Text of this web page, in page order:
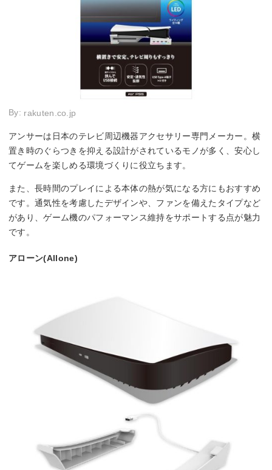
By: rakuten.co.jp
アンサーは日本のテレビ周辺機器アクセサリー専門メーカー。横
置き時のぐらつきを抑える設計がされているモノが多く、安心し
てゲームを楽しめる環境づくりに役立ちます。
また、長時間のプレイによる本体の熱が気になる方にもおすすめ
です。通気性を考慮したデザインや、ファンを備えたタイプなど
があり、ゲーム機のパフォーマンス維持をサポートする点が魅力
です。
アローン(Allone)